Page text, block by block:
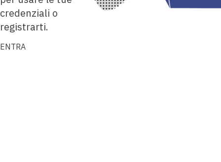
credenziali o
registrarti.
ENTRA